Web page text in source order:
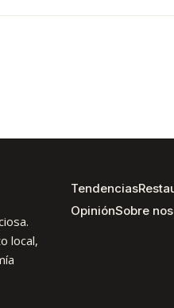
local,
Tendencias
OpiniónSobre